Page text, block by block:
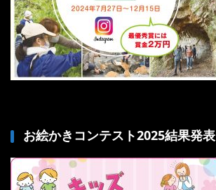
お絵かきコンテスト2025結果発表